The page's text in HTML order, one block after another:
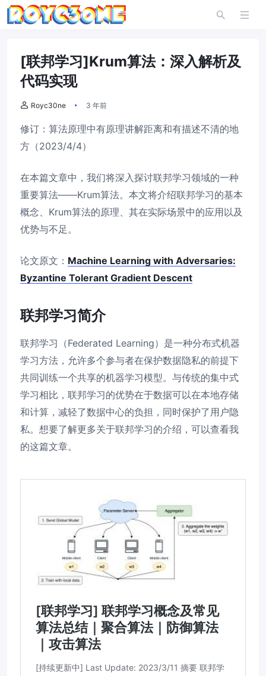
[联邦学习]Krum算法：深入解析及
代码实现
Royc30ne 3 年前
修订：算法原理中有原理讲解距离和有描述不清的地
方（2023/4/4）
在本篇文章中，我们将深入探讨联邦学习领域的一种
重要算法——Krum算法。本文将介绍联邦学习的基本
概念、Krum算法的原理、其在实际场景中的应用以及
优势与不足。
论文原文： Machine Learning with Adversaries:
Byzantine Tolerant Gradient Descent
联邦学习简介
联邦学习（Federated Learning）是一种分布式机器
学习方法，允许多个参与者在保护数据隐私的前提下
共同训练一个共享的机器学习模型。与传统的集中式
学习相比，联邦学习的优势在于数据可以在本地存储
和计算，减轻了数据中心的负担，同时保护了用户隐
私。想要了解更多关于联邦学习的介绍，可以查看我
的这篇文章。